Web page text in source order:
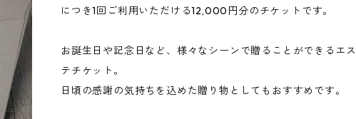
につき1回ご利用いただける12,000円分のチケットです。
お誕生日や記念日など、様々なシーンで贈ることができるエス
テチケット。
日頃の感謝の気持ちを込めた贈り物としてもおすすめです。